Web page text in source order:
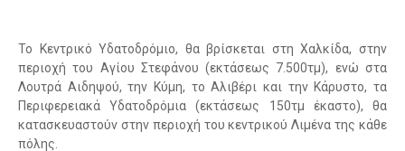
Το Κεντρικό Υδατοδρόμιο, θα βρίσκεται στη Χαλκίδα, στην
περιοχή του Αγίου Στεφάνου (εκτάσεως 7.500τμ), ενώ στα
Λουτρά Αιδηψού, την Κύμη, το Αλιβέρι και την Κάρυστο, τα
Περιφερειακά Υδατοδρόμια (εκτάσεως 150τμ έκαστο), θα
κατασκευαστούν στην περιοχή του κεντρικού Λιμένα της κάθε
πόλης.